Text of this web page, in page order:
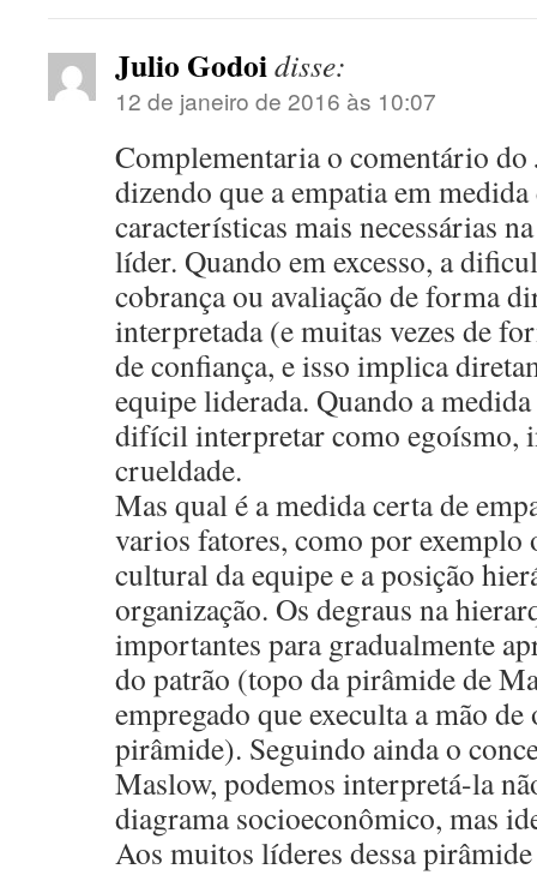
Julio Godoidisse:
12 de janeiro de 2016 às 10:07
Complementaria o comentário do
dizendo que a empatia em
características mais necessárias
líder. Quando em excesso, a
cobrança ou avaliação de forma
interpretada (e muitas vezes de
de confiança, e isso implica
equipe liderada. Quando a
difícil interpretar como egoísmo,
crueldade.
Mas qual é a medida certa de
varios fatores, como por exemplo
cultural da equipe e a posição
organização. Os degraus na
importantes para gradualmente
do patrão (topo da pirâmide de
empregado que execulta a mão
pirâmide). Seguindo ainda o
Maslow, podemos interpretá-la
diagrama socioeconômico, mas
Aos muitos líderes dessa